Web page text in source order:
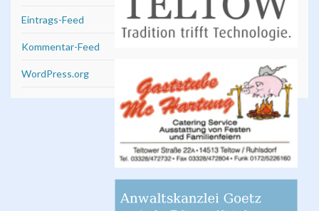
Eintrags-Feed
Kommentar-Feed
WordPress.org